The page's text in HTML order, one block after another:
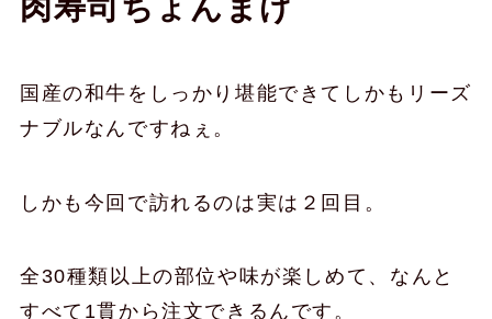
肉寿司ちょんまげ
国産の和牛をしっかり堪能できてしかもリーズ
ナブルなんですねぇ。
しかも今回で訪れるのは実は２回目。
全30種類以上の部位や味が楽しめて、なんと
すべて1貫から注文できるんです。